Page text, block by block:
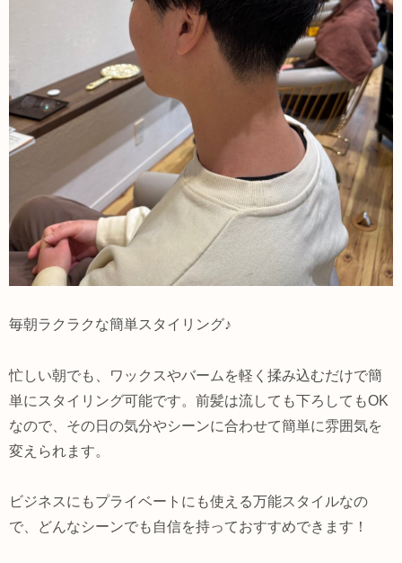
毎朝ラクラクな簡単スタイリング♪
忙しい朝でも、ワックスやバームを軽く揉み込むだけで簡
単にスタイリング可能です。前髪は流しても下ろしてもOK
なので、その日の気分やシーンに合わせて簡単に雰囲気を
変えられます。
ビジネスにもプライベートにも使える万能スタイルなの
で、どんなシーンでも自信を持っておすすめできます！